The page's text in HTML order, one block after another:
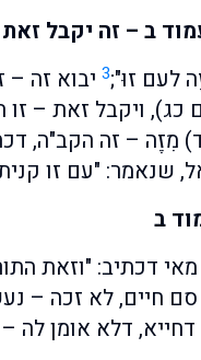
ב – זה יקבל זאת
לעם זוּ";3 יבוא זה
ויקבל זאת –
– זה הקב"ה,
שנאמר: "עם זו
ב
מאי דכתיב: "וזאת
חיים, לא זכה –
דלא אומן לה